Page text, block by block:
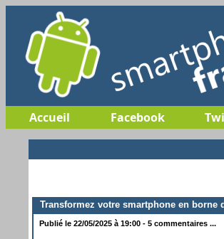
Accueil Facebook
Transformez votre smartphone en borne
Publié le 22/05/2025 à 19:00 - 5 commentaires ...